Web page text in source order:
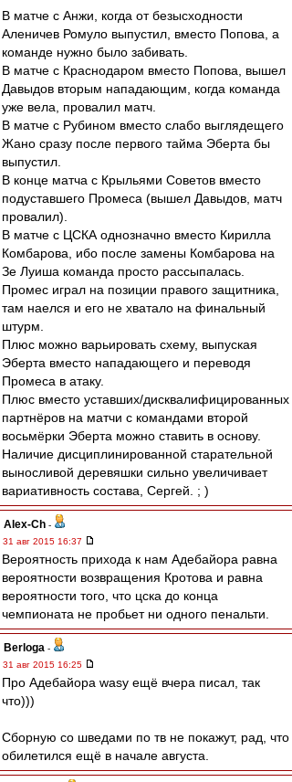
В матче с Анжи, когда от безысходности
Аленичев Ромуло выпустил, вместо Попова, а
команде нужно было забивать.
В матче с Краснодаром вместо Попова, вышел
Давыдов вторым нападающим, когда команда
уже вела, провалил матч.
В матче с Рубином вместо слабо выглядещего
Жано сразу после первого тайма Эберта бы
выпустил.
В конце матча с Крыльями Советов вместо
подуставшего Промеса (вышел Давыдов, матч
провалил).
В матче с ЦСКА однозначно вместо Кирилла
Комбарова, ибо после замены Комбарова на
Зе Луиша команда просто рассыпалась.
Промес играл на позиции правого защитника,
там наелся и его не хватало на финальный
штурм.
Плюс можно варьировать схему, выпуская
Эберта вместо нападающего и переводя
Промеса в атаку.
Плюс вместо уставших/дисквалифицированных
партнёров на матчи с командами второй
восьмёрки Эберта можно ставить в основу.
Наличие дисциплинированной старательной
выносливой деревяшки сильно увеличивает
вариативность состава, Сергей. ; )
Alex-Ch -
31 авг 2015 16:37
Вероятность прихода к нам Адебайора равна
вероятности возвращения Кротова и равна
вероятности того, что цска до конца
чемпионата не пробьет ни одного пенальти.
Berloga -
31 авг 2015 16:25
Про Адебайора wasy ещё вчера писал, так
что)))
Сборную со шведами по тв не покажут, рад, что
обилетился ещё в начале августа.